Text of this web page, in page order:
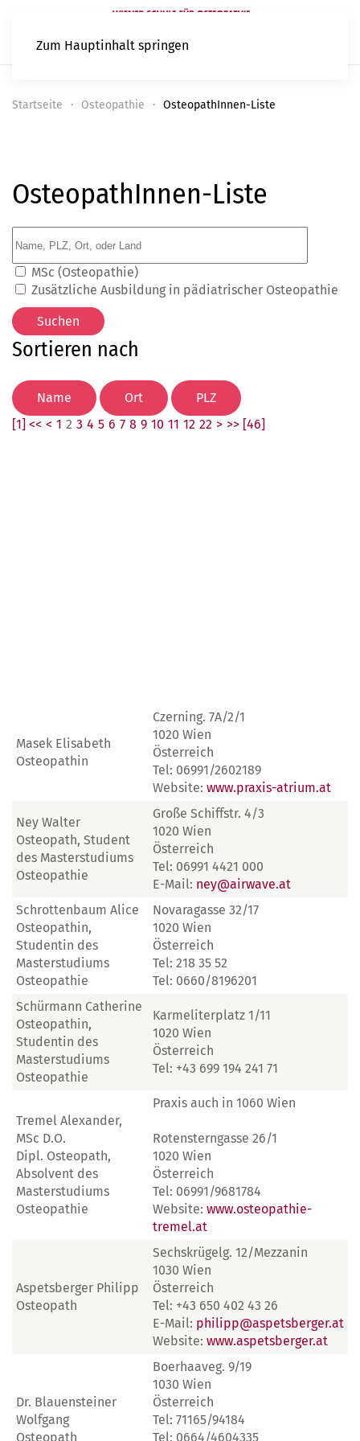
Zum Hauptinhalt springen
Startseite Osteopathie OsteopathInnen-Liste
OsteopathInnen-Liste
MSc (Osteopathie)
Zusätzliche Ausbildung in pädiatrischer Osteopathie
Sortieren nach
[1] << < 1 2 3 4 5 6 7 8 9 10 11 12 22 > >> [46]
Masek Elisabeth
Osteopathin
Czerning. 7A/2/1
1020 Wien
Österreich
Tel: 06991/2602189
Website: www.praxis-atrium.at
Ney Walter
Osteopath, Student
des Masterstudiums
Osteopathie
Große Schiffstr. 4/3
1020 Wien
Österreich
Tel: 06991 4421 000
E-Mail: ney@airwave.at
Schrottenbaum Alice
Osteopathin,
Studentin des
Masterstudiums
Osteopathie
Novaragasse 32/17
1020 Wien
Österreich
Tel: 218 35 52
Tel: 0660/8196201
Schürmann Catherine
Osteopathin,
Studentin des
Masterstudiums
Osteopathie
Karmeliterplatz 1/11
1020 Wien
Österreich
Tel: +43 699 194 241 71
Tremel Alexander,
MSc D.O.
Dipl. Osteopath,
Absolvent des
Masterstudiums
Osteopathie
Praxis auch in 1060 Wien
Rotensterngasse 26/1
1020 Wien
Österreich
Tel: 06991/9681784
Website: www.osteopathie-
tremel.at
Aspetsberger Philipp
Osteopath
Sechskrügelg. 12/Mezzanin
1030 Wien
Österreich
Tel: +43 650 402 43 26
E-Mail: philipp@aspetsberger.at
Website: www.aspetsberger.at
Dr. Blauensteiner
Wolfgang
Osteopath
Boerhaaveg. 9/19
1030 Wien
Österreich
Tel: 71165/94184
Tel: 0664/4604335